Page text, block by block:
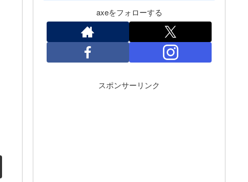
axeをフォローする
スポンサーリンク